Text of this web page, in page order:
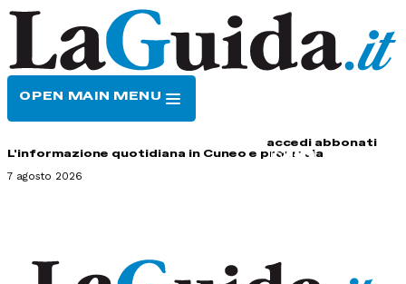
OPEN MAIN MENU
accedi abbonati
L'informazione quotidiana in Cuneo e provincia
7 agosto 2026